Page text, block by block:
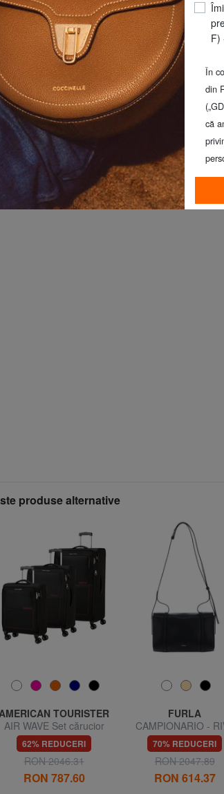
produse alternative
AMERICAN TOURISTER
AIR WAVE Set cărucior
Cabin + Mediu + Mare
62% REDUCERI
RON 2046.31
RON 787.60
FURLA
CAMPIONARIO -
Geantă de umăr
70% REDUCERI
RON 2047.89
RON 614.37
F)
În
din
că